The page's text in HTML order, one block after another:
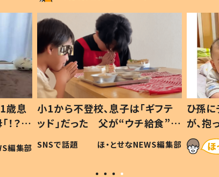
歳息
？」
編集部
小1から不登校、息子は「ギフテ
ッド」だった 父が“ウチ給食”を
作り続ける理由とは #令和の親
#令和の子
SNSで話題 ほ・とせなNEWS編集部
ひ孫
が、
「涙が
い」